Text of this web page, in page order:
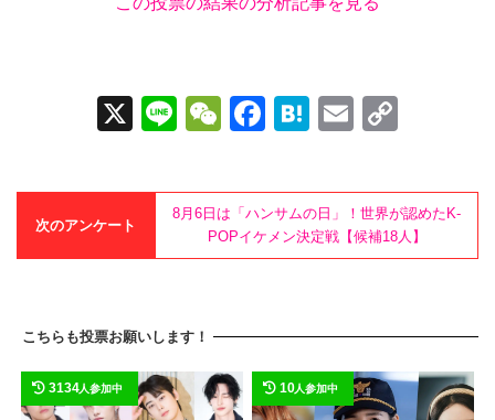
X
Li
e
W
C
h
at
F
c
e
b
H
e
n
a
E
ail p
y
Li
次のアンケート
8月6日は「ハンサムの日」！世界が認めたK-
POPイケメン決定戦【候補18人】
こちらも投票お願いします！
3134人参加中 10人参加中